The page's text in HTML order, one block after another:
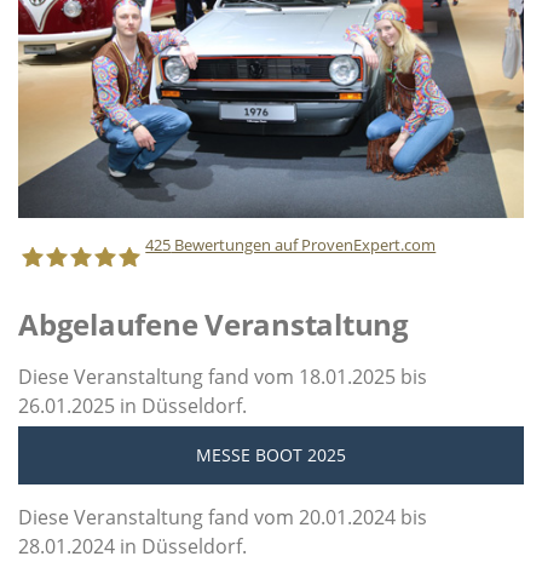
Staff Direct GmbH
425 Bewertungen auf ProvenExpert.com
Abgelaufene Veranstaltung
Diese Veranstaltung fand vom 18.01.2025 bis
26.01.2025 in Düsseldorf.
MESSE BOOT 2025
Diese Veranstaltung fand vom 20.01.2024 bis
28.01.2024 in Düsseldorf.